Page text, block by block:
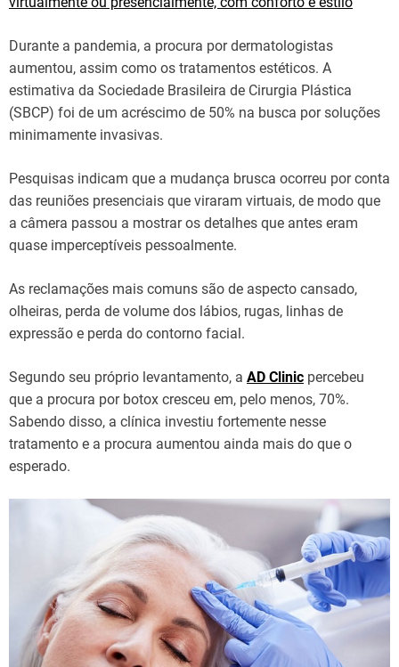
Durante a pandemia, a procura por dermatologistas
aumentou, assim como os tratamentos estéticos. A
estimativa da Sociedade Brasileira de Cirurgia Plástica
(SBCP) foi de um acréscimo de 50% na busca por soluções
minimamente invasivas.
Pesquisas indicam que a mudança brusca ocorreu por conta
das reuniões presenciais que viraram virtuais, de modo que
a câmera passou a mostrar os detalhes que antes eram
quase imperceptíveis pessoalmente.
As reclamações mais comuns são de aspecto cansado,
olheiras, perda de volume dos lábios, rugas, linhas de
expressão e perda do contorno facial.
Segundo seu próprio levantamento, a AD Clinic percebeu
que a procura por botox cresceu em, pelo menos, 70%.
Sabendo disso, a clínica investiu fortemente nesse
tratamento e a procura aumentou ainda mais do que o
esperado.